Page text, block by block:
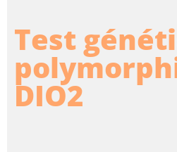
Test
DIO2